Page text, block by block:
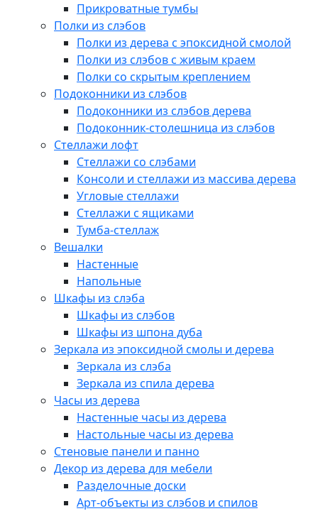
Прикроватные тумбы
Полки из слэбов
Полки из дерева с эпоксидной смолой
Полки из слэбов с живым краем
Полки со скрытым креплением
Подоконники из слэбов
Подоконники из слэбов дерева
Подоконник-столешница из слэбов
Стеллажи лофт
Стеллажи со слэбами
Консоли и стеллажи из массива дерева
Угловые стеллажи
Стеллажи с ящиками
Тумба-стеллаж
Вешалки
Настенные
Напольные
Шкафы из слэба
Шкафы из слэбов
Шкафы из шпона дуба
Зеркала из эпоксидной смолы и дерева
Зеркала из слэба
Зеркала из спила дерева
Часы из дерева
Настенные часы из дерева
Настольные часы из дерева
Стеновые панели и панно
Декор из дерева для мебели
Разделочные доски
Арт-объекты из слэбов и спилов